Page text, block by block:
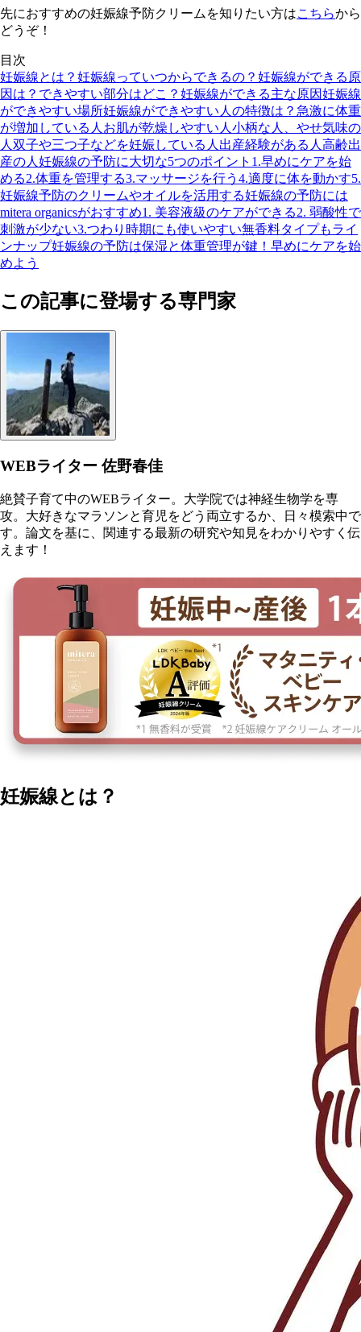
先におすすめの妊娠線予防クリームを知りたい方はこちらから
どうぞ！
目次
妊娠線とは？ 妊娠線っていつからできるの？ 妊娠線ができる原
因は？できやすい部分はどこ？ 妊娠線ができる主な原因妊娠線
ができやすい場所妊娠線ができやすい人の特徴は？ 急激に体重
が増加している人 お肌が乾燥しやすい人 小柄な人、やせ気味の
人 双子や三つ子などを妊娠している人 出産経験がある人 高齢出
産の人 妊娠線の予防に大切な5つのポイント 1.早めにケアを始
める2.体重を管理する3.マッサージを行う 4.適度に体を動かす5.
妊娠線予防のクリームやオイルを活用する妊娠線の予防には
mitera organicsがおすすめ1. 美容液級のケアができる2. 弱酸性で
刺激が少ない3.つわり時期にも使いやすい無香料タイプもライ
ンナップ妊娠線の予防は保湿と体重管理が鍵！早めにケアを始
めよう
この記事に登場する専門家
WEBライター 佐野春佳
絶賛子育て中のWEBライター。大学院では神経生物学を専
攻。大好きなマラソンと育児をどう両立するか、日々模索中で
す。論文を基に、関連する最新の研究や知見をわかりやすく伝
えます！
妊娠線とは？